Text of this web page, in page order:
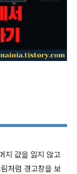
지 값을 잃지 않고
처럼 경고창을 보